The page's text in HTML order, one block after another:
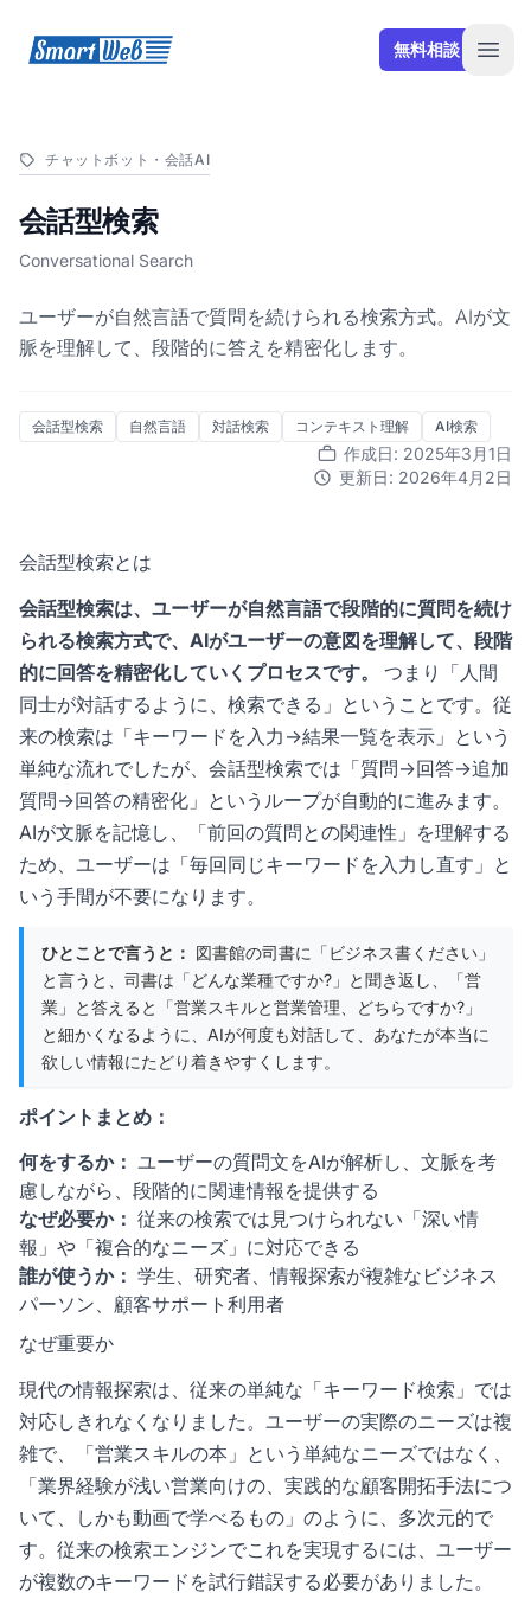
SmartWeb 無料相談
チャットボット・会話AI
会話型検索
Conversational Search
ユーザーが自然言語で質問を続けられる検索方式。AIが文
脈を理解して、段階的に答えを精密化します。
会話型検索 自然言語 対話検索 コンテキスト理解 AI検索
作成日: 2025年3月1日
更新日: 2026年4月2日
会話型検索とは
会話型検索は、ユーザーが自然言語で段階的に質問を続け
られる検索方式で、AIがユーザーの意図を理解して、段階
的に回答を精密化していくプロセスです。
つまり「人間
同士が対話するように、検索できる」ということです。従
来の検索は「キーワードを入力→結果一覧を表示」という
単純な流れでしたが、会話型検索では「質問→回答→追加
質問→回答の精密化」というループが自動的に進みます。
AIが文脈を記憶し、「前回の質問との関連性」を理解する
ため、ユーザーは「毎回同じキーワードを入力し直す」と
いう手間が不要になります。
ひとことで言うと： 図書館の司書に「ビジネス書ください」
と言うと、司書は「どんな業種ですか?」と聞き返し、「営
業」と答えると「営業スキルと営業管理、どちらですか?」
と細かくなるように、AIが何度も対話して、あなたが本当に
欲しい情報にたどり着きやすくします。
ポイントまとめ：
何をするか： ユーザーの質問文をAIが解析し、文脈を考
慮しながら、段階的に関連情報を提供する
なぜ必要か： 従来の検索では見つけられない「深い情
報」や「複合的なニーズ」に対応できる
誰が使うか： 学生、研究者、情報探索が複雑なビジネス
パーソン、顧客サポート利用者
なぜ重要か
現代の情報探索は、従来の単純な「キーワード検索」では
対応しきれなくなりました。ユーザーの実際のニーズは複
雑で、「営業スキルの本」という単純なニーズではなく、
「業界経験が浅い営業向けの、実践的な顧客開拓手法につ
いて、しかも動画で学べるもの」のように、多次元的で
す。従来の検索エンジンでこれを実現するには、ユーザー
が複数のキーワードを試行錯誤する必要がありました。